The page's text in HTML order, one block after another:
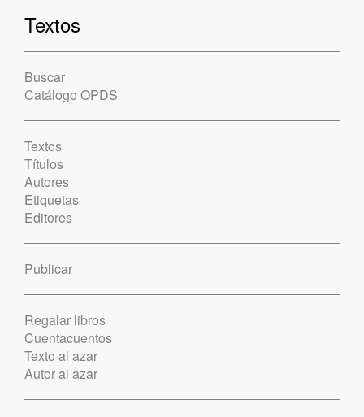
Textos
Buscar
Catálogo OPDS
Textos
Títulos
Autores
Etiquetas
Editores
Publicar
Regalar libros
Cuentacuentos
Texto al azar
Autor al azar